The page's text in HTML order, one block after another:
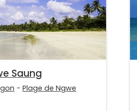
Saung
- Plage de Ngwe